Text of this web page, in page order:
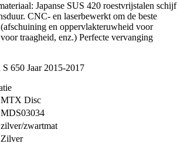
Japanse SUS 420 roestvrijstalen schijf
CNC- en laserbewerkt om de beste
en oppervlakteruwheid voor
traagheid, enz.) Perfecte vervanging
650 Jaar 2015-2017
MTX Disc
MDS03034
zilver/zwartmat
Zilver